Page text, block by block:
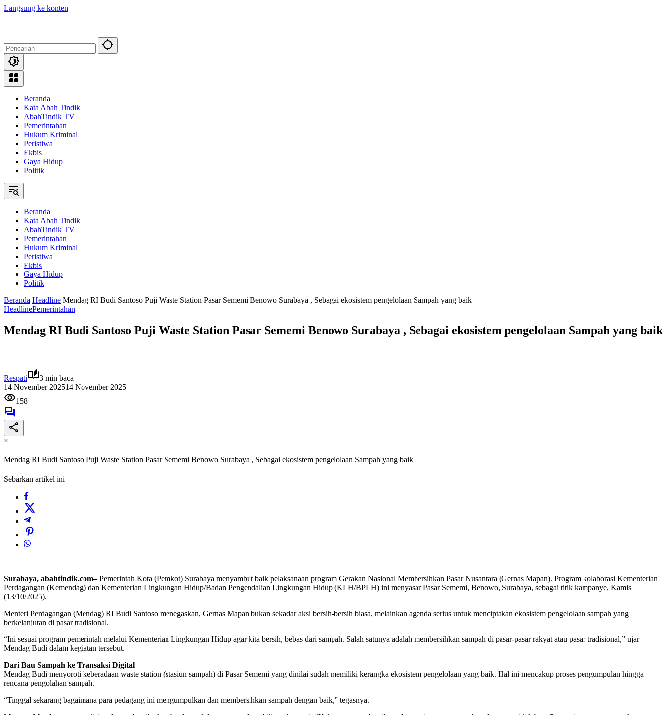
Langsung ke konten
Beranda
Kata Abah Tindik
AbahTindik TV
Pemerintahan
Hukum Kriminal
Peristiwa
Ekbis
Gaya Hidup
Politik
Beranda
Kata Abah Tindik
AbahTindik TV
Pemerintahan
Hukum Kriminal
Peristiwa
Ekbis
Gaya Hidup
Politik
Beranda Headline Mendag RI Budi Santoso Puji Waste Station Pasar Sememi Benowo Surabaya , Sebagai ekosistem pengelolaan Sampah yang baik
HeadlinePemerintahan
Mendag RI Budi Santoso Puji Waste Station Pasar Sememi Benowo Surabaya , Sebagai ekosistem pengelolaan Sampah yang baik
Respati
3 min baca
14 November 202514 November 2025
158
×
Mendag RI Budi Santoso Puji Waste Station Pasar Sememi Benowo Surabaya , Sebagai ekosistem pengelolaan Sampah yang baik
Sebarkan artikel ini
Surabaya, abahtindik.com–Pemerintah Kota (Pemkot) Surabaya menyambut baik pelaksanaan program Gerakan Nasional Membersihkan Pasar Nusantara (Gernas Mapan). Program kolaborasi Kementerian
Perdagangan (Kemendag) dan Kementerian Lingkungan Hidup/Badan Pengendalian Lingkungan Hidup (KLH/BPLH) ini menyasar Pasar Sememi, Benowo, Surabaya, sebagai titik kampanye, Kamis
(13/10/2025).
Menteri Perdagangan (Mendag) RI Budi Santoso menegaskan, Gernas Mapan bukan sekadar aksi bersih-bersih biasa, melainkan agenda serius untuk menciptakan ekosistem pengelolaan sampah yang
berkelanjutan di pasar tradisional.
“Ini sesuai program pemerintah melalui Kementerian Lingkungan Hidup agar kita bersih, bebas dari sampah. Salah satunya adalah membersihkan sampah di pasar-pasar rakyat atau pasar tradisional,” ujar
Mendag Budi dalam kegiatan tersebut.
Dari Bau Sampah ke Transaksi Digital
Mendag Budi menyoroti keberadaan waste station (stasiun sampah) di Pasar Sememi yang dinilai sudah memiliki kerangka ekosistem pengelolaan yang baik. Hal ini mencakup proses pengumpulan hingga
rencana pengolahan sampah.
“Tinggal sekarang bagaimana para pedagang ini mengumpulkan dan membersihkan sampah dengan baik,” tegasnya.